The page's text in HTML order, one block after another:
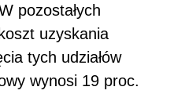
pozostałych
uzyskania
tych udziałów
wynosi 19 proc.